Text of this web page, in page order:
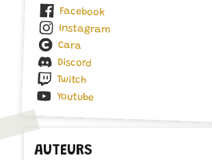
Facebook
Instagram
Cara
Discord
Twitch
Youtube
AUTEURS